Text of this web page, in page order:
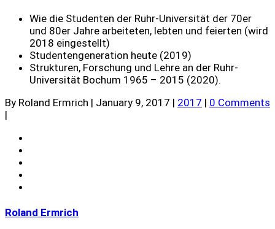
Wie die Studenten der Ruhr-Universität der 70er
und 80er Jahre arbeiteten, lebten und feierten (wird
2018 eingestellt)
Studentengeneration heute (2019)
Strukturen, Forschung und Lehre an der Ruhr-
Universität Bochum 1965 – 2015 (2020).
By Roland Ermrich | January 9, 2017 | 2017 | 0 Comments
|
Roland Ermrich